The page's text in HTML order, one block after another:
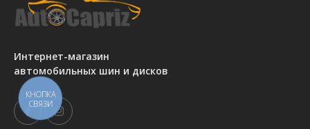
Интернет-магазин
автомобильных шин и дисков
КНОПКА
СВЯЗИ